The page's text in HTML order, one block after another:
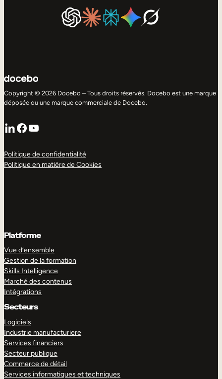
Copyright © 2026 Docebo – Tous droits réservés. Docebo est une marque
déposée ou une marque commerciale de Docebo.
LinkedIn
Facebook
YouTube
Politique de confidentialité
Politique en matière de Cookies
Platforme
Vue d’ensemble
Gestion de la formation
Skills Intelligence
Marché des contenus
Intégrations
Secteurs
Logiciels
Industrie manufacturiere
Services financiers
Secteur publique
Commerce de détail
Services informatiques et techniques